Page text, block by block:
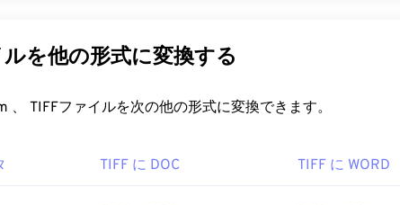
extensions.org/tiff-file-extension
、特にIllustrator、Photoshop、InDesign
しては、FreeConvertのImage Converter
年
を他の形式に変換する
FreeConvert.com 、 TIFFファイルを次の他の形式に変換できます。
TIFF に DOC TIFF に WORD